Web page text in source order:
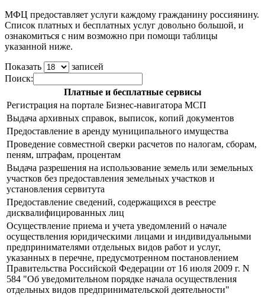
МФЦ предоставляет услуги каждому гражданину россиянину.
Список платных и бесплатных услуг довольно большой, и
ознакомиться с ним возможно при помощи таблицы
указанной ниже.
Показать
записей
Поиск:
Платные и бесплатные сервисы
Регистрация на портале Бизнес-навигатора МСП
Выдача архивных справок, выписок, копий документов
Предоставление в аренду муниципального имущества
Проведение совместной сверки расчетов по налогам, сборам,
пеням, штрафам, процентам
Выдача разрешения на использование земель или земельных
участков без предоставления земельных участков и
установления сервитута
Предоставление сведений, содержащихся в реестре
дисквалифицированных лиц
Осуществление приема и учета уведомлений о начале
осуществления юридическими лицами и индивидуальными
предпринимателями отдельных видов работ и услуг,
указанных в перечне, предусмотренном постановлением
Правительства Российской Федерации от 16 июля 2009 г. N
584 "Об уведомительном порядке начала осуществления
отдельных видов предпринимательской деятельности"